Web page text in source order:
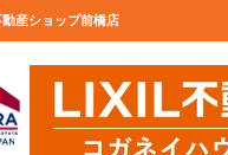
産ショップ前橋店